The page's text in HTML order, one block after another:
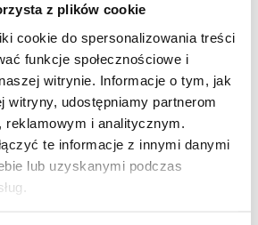
z plików cookie
cookie do spersonalizowania treści
funkcje społecznościowe i
witrynie. Informacje o tym, jak
witryny, udostępniamy partnerom
reklamowym i analitycznym.
te informacje z innymi danymi
lub uzyskanymi podczas
pomagają poprawić nastrój i
leków przeciwdepresyjnych polega
serotoniny w mózgu, co prowadzi
i redukcji objawów takich jak